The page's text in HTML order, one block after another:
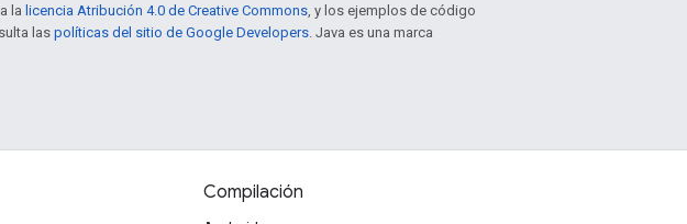
la licencia Atribución 4.0 de Creative Commons , y los ejemplos de código
laspolíticas del sitio de Google Developers . Java es una marca
Compilación